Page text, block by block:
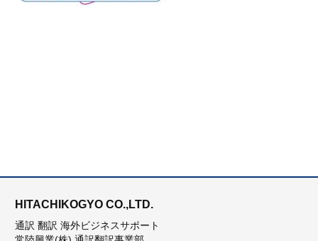
HITACHIKOGYO CO.,LTD.
通訳 翻訳 海外ビジネスサポート